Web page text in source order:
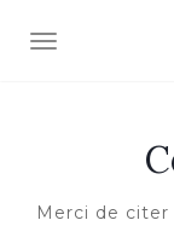
AFFICHER/
Merci de citer